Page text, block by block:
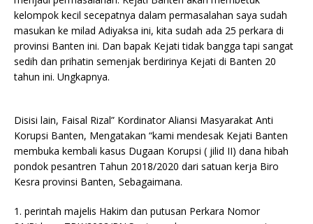
kelompok kecil secepatnya dalam permasalahan saya sudah
masukan ke milad Adiyaksa ini, kita sudah ada 25 perkara di
provinsi Banten ini. Dan bapak Kejati tidak bangga tapi sangat
sedih dan prihatin semenjak berdirinya Kejati di Banten 20
tahun ini. Ungkapnya.
Disisi lain, Faisal Rizal” Kordinator Aliansi Masyarakat Anti
Korupsi Banten, Mengatakan “kami mendesak Kejati Banten
membuka kembali kasus Dugaan Korupsi ( jilid II) dana hibah
pondok pesantren Tahun 2018/2020 dari satuan kerja Biro
Kesra provinsi Banten, Sebagaimana.
1. perintah majelis Hakim dan putusan Perkara Nomor